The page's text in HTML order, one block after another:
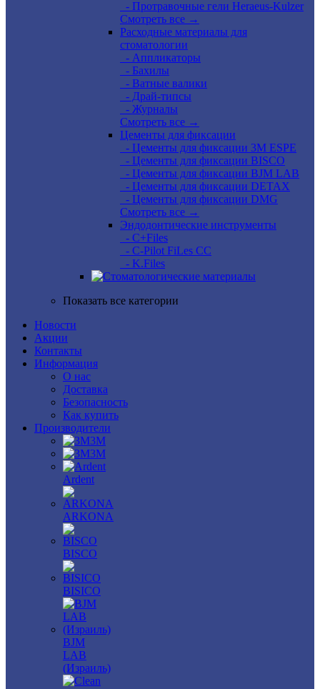
- Протравочные гели Heraeus-Kulzer
Смотреть все →
Расходные материалы для
стоматологии
- Аппликаторы
- Бахилы
- Ватные валики
- Драй-типсы
- Журналы
Смотреть все →
Цементы для фиксации
- Цементы для фиксации 3M ESPE
- Цементы для фиксации BISCO
- Цементы для фиксации BJM LAB
- Цементы для фиксации DETAX
- Цементы для фиксации DMG
Смотреть все →
Эндодонтические инструменты
- C+Files
- C-Pilot FiLes CC
- K.Files
Показать все категории
Новости
Акции
Контакты
Информация
О нас
Доставка
Безопасность
Как купить
Производители
3M
3М
Ardent
ARKONA
BISCO
BISICO
BJM
LAB
(Израиль)